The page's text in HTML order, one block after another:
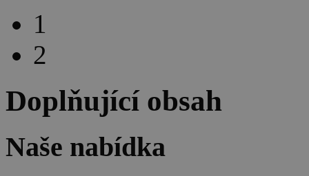
1
2
Doplňující obsah
Naše nabídka